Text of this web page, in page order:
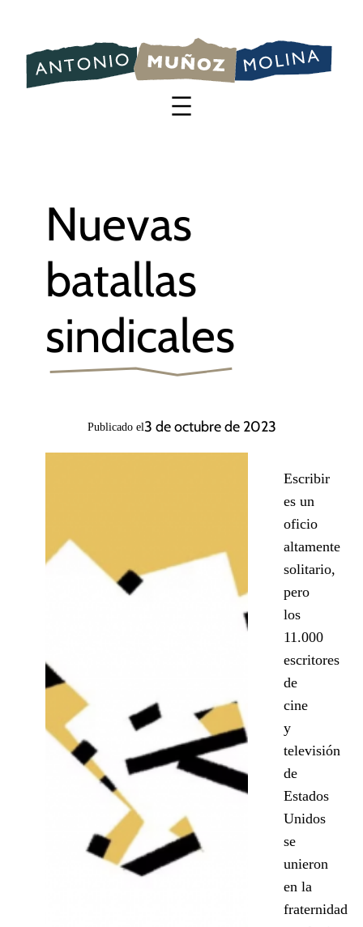
contenido
Nuevas
batallas
sindicales
Publicado el3 de octubre de 2023
Escribir
es un
oficio
altamente
solitario,
pero
los
11.000
escritores
de
cine
y
televisión
de
Estados
Unidos
se
unieron
en la
fraternidad